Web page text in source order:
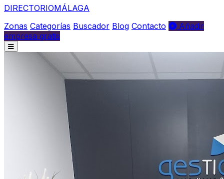
DIRECTORIOMÁLAGA
Zonas Categorías Buscador Blog Contacto
Añadir
empresa gratis